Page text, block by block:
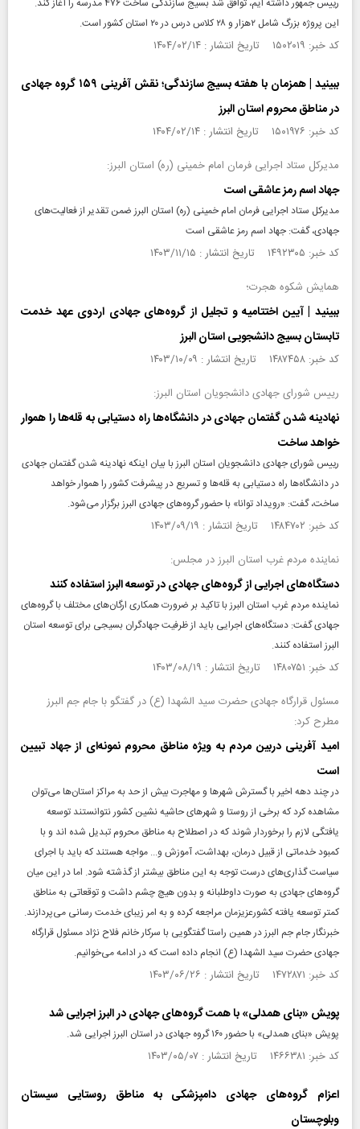
رییس جمهور داشته ایم، توافق شد بسیج سازندگی ساخت ۴۷۶ مدرسه را آغاز کند.
این پروژه بزرگ شامل ۲هزار و ۲۸ کلاس درس در ۲۰ استان کشور است.
کد خبر: ۱۵۰۲۰۱۹ تاریخ انتشار : ۱۴۰۴/۰۲/۱۴
ببینید | همزمان با هفته بسیج سازندگی؛ نقش آفرینی ۱۵۹ گروه جهادی
در مناطق محروم استان البرز
کد خبر: ۱۵۰۱۹۷۶ تاریخ انتشار : ۱۴۰۴/۰۲/۱۴
مدیرکل ستاد اجرایی فرمان امام خمینی (ره) استان البرز:
جهاد اسم رمز عاشقی است
مدیرکل ستاد اجرایی فرمان امام خمینی (ره) استان البرز ضمن تقدیر از فعالیت‌های
جهادی، گفت: جهاد اسم رمز عاشقی است
کد خبر: ۱۴۹۲۳۰۵ تاریخ انتشار : ۱۴۰۳/۱۱/۱۵
همایش شکوه هجرت؛
ببینید | آیین اختتامیه و تجلیل از گروه‌های جهادی اردوی عهد خدمت
تابستان بسیج دانشجویی استان البرز
کد خبر: ۱۴۸۷۴۵۸ تاریخ انتشار : ۱۴۰۳/۱۰/۰۹
رییس شورای جهادی دانشجویان استان البرز:
نهادینه شدن گفتمان جهادی در دانشگاه‌ها راه دستیابی به قله‌ها را هموار
خواهد ساخت
رییس شورای جهادی دانشجویان استان البرز با بیان اینکه نهادینه شدن گفتمان جهادی
در دانشگاه‌ها راه دستیابی به قله‌ها و تسریع در پیشرفت کشور را هموار خواهد
ساخت، گفت: «رویداد توانا» با حضور گروه‌های جهادی البرز برگزار می‌شود.
کد خبر: ۱۴۸۴۷۰۲ تاریخ انتشار : ۱۴۰۳/۰۹/۱۹
نماینده مردم غرب استان البرز در مجلس:
دستگاه‌های اجرایی از گروه‌های جهادی در توسعه البرز استفاده کنند
نماینده مردم غرب استان البرز با تاکید بر ضرورت همکاری ارگان‌های مختلف با گروه‌های
جهادی گفت: دستگاه‌های اجرایی باید از ظرفیت جهادگران بسیجی برای توسعه استان
البرز استفاده کنند.
کد خبر: ۱۴۸۰۷۵۱ تاریخ انتشار : ۱۴۰۳/۰۸/۱۹
مسئول قرارگاه جهادی حضرت سید الشهدا (ع) در گفتگو با جام جم البرز
مطرح کرد:
امید آفرینی دربین مردم به ویژه مناطق محروم نمونه‌ای از جهاد تبیین
است
در چند دهه اخیر با گسترش شهر‌ها و مهاجرت بیش از حد به مراکز استان‌ها می‌توان
مشاهده کرد که برخی از روستا و شهر‌های حاشیه نشین کشور نتوانستند توسعه
یافتگی لازم را برخوردار شوند که در اصطلاح به مناطق محروم تبدیل شده اند و با
کمبود خدماتی از قبیل درمان، بهداشت، آموزش و... مواجه هستند که باید با اجرای
سیاست گذاری‌های درست توجه به این مناطق بیشتر از گذشته شود. اما در این میان
گروه‌های جهادی به صورت داوطلبانه و بدون هیچ چشم داشت و توقعاتی به مناطق
کمتر توسعه یافته کشورعزیزمان مراجعه کرده و به امر زیبای خدمت رسانی می‌پردازند.
خبرنگار جام جم البرز در همین راستا گفتگویی با سرکار خانم فلاح نژاد مسئول قرارگاه
جهادی حضرت سید الشهدا (ع) انجام داده است که در ادامه می‌خوانیم.
کد خبر: ۱۴۷۲۸۷۱ تاریخ انتشار : ۱۴۰۳/۰۶/۲۶
پویش «بنای همدلی» با همت گروه‌های جهادی در البرز اجرایی شد
پویش «بنای همدلی» با حضور ۱۶۰ گروه جهادی در استان البرز اجرایی شد.
کد خبر: ۱۴۶۶۳۸۱ تاریخ انتشار : ۱۴۰۳/۰۵/۰۷
اعزام گروه‌های جهادی دامپزشکی به مناطق روستایی سیستان
وبلوچستان